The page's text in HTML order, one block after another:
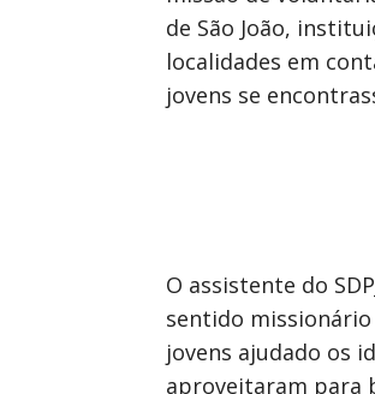
de São João,
localidades em
jovens se
O assistente do
sentido
jovens ajudado os
aproveitaram para